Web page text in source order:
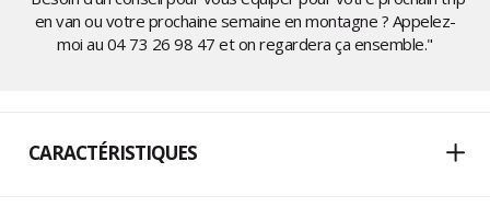
en van ou votre prochaine semaine en montagne ? Appelez-
moi au 04 73 26 98 47 et on regardera ça ensemble."
CARACTÉRISTIQUES